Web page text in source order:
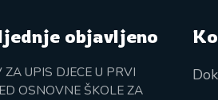
objavljeno
ZA UPIS DJECE U PRVI
OSNOVNE ŠKOLE ZA